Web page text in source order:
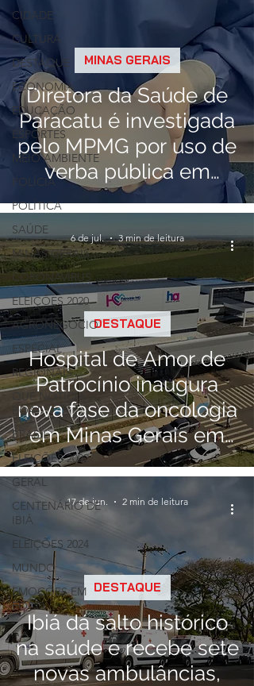
CIDADE
CULTURA
DESTAQUE
ECONOMIA
EDUCAÇÃO
ESPORTES
MEIO AMBIENTE
POLÍCIA
POLÍTICA
SAÚDE
MINAS GERAIS
CORONAVÍRUS
ELEIÇÕES 2020
AGRONEGÓCIO
ESPECIAL
REGIONAIS
QUE NOTÍCIA
BOA!
BRASIL
ELEIÇÕES 2022
GERAL
CENTENÁRIO DE
IBIÁ
ELEIÇÕES 2024
MUNDO
EMOÇÕES EM
FOCO
Diretora da Saúde de
Paracatu é investigada
pelo MPMG por uso de
verba pública em
cirurgias plásticas
MINAS GERAIS
Hospital de Amor de
Patrocínio inaugura
nova fase da oncologia
em Minas Gerais em
parceria com Barretos
DESTAQUE
6 de jul. 3 min de leitura
Ibiá dá salto histórico
na saúde e recebe sete
novas ambulâncias,
DESTAQUE
17 de jun. 2 min de leitura